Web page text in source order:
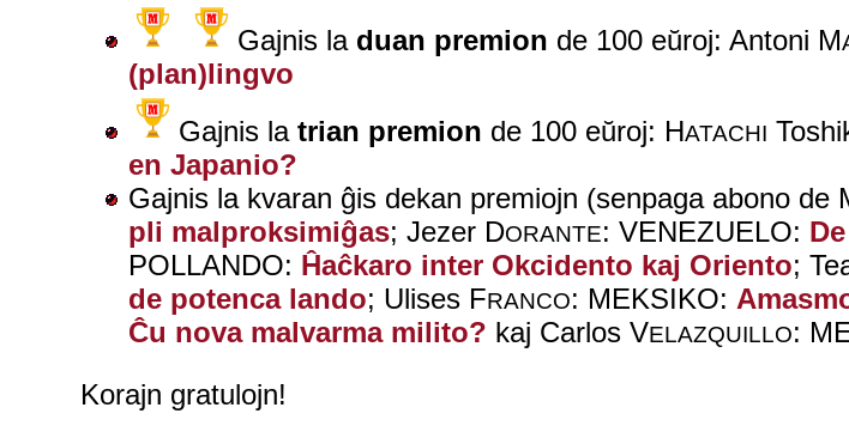
Gajnis la duan premion de 100 eŭroj: Antoni M
(plan)lingvo
Gajnis latrian premion de 100 eŭroj: HATACHI
en Japanio?
Gajnis la kvaran ĝis dekan premiojn (senpaga abono de
pli malproksimiĝas; Jezer DORANTE: VENEZUELO:
POLLANDO: Ĥaĉkaro inter Okcidento kaj Oriento;
de potenca lando; Ulises FRANCO: MEKSIKO:
Ĉu nova malvarma milito? kaj Carlos VELAZQUILLO:
Korajn gratulojn!